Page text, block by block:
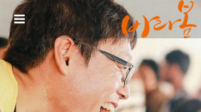
메뉴 건너뛰기